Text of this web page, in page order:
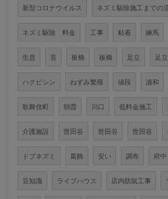
新型コロナウイルス ネズミ駆除施工までの
ネズミ駆除 料金 工事 粘着 練馬
生息 音 板橋 板橋 足立 足立
ハクビシン ねずみ繁殖 値段 浦和
歌舞伎町 朝霞 川口 低料金施工
介護施設 世田谷 世田谷 世田谷
ドブネズミ 葛飾 安い 調布 府中
豆知識 ライブハウス 店内防鼠工事